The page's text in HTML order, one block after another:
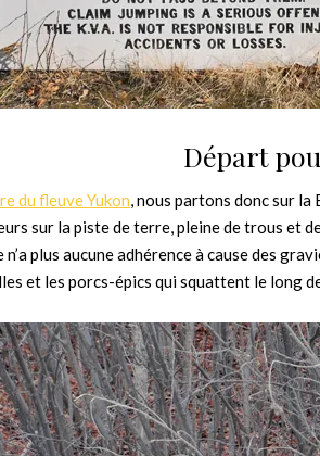
Départ
du fleuve Yukon, nous partons donc sur la
sur la piste de terre, pleine de trous et
n’a plus aucune adhérence à cause des
et les porcs-épics qui squattent le long